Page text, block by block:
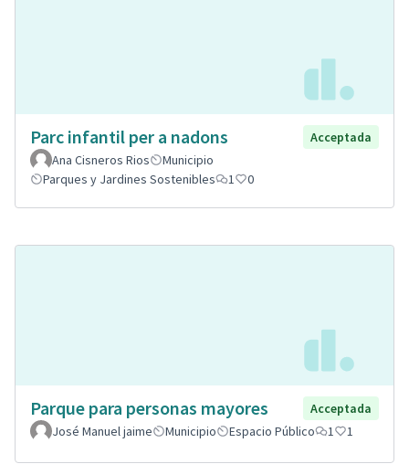
Parc infantil per a nadons
Acceptada
Ana Cisneros Rios
Municipio
Parques y Jardines Sostenibles
1 0
Parque para personas mayores
Acceptada
José Manuel jaime
Municipio Espacio Público 1 1